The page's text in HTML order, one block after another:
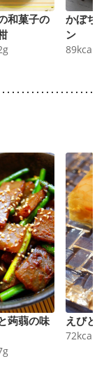
和菓子の
g
かぼち
ン
89kcal
蒟蒻の味
g
えびと
72kcal